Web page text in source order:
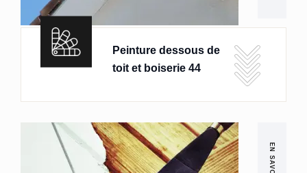
Peinture dessous de
toit et boiserie 44